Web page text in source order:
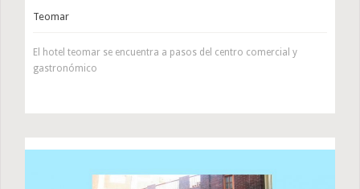
Teomar
El hotel teomar se encuentra a pasos del centro comercial y
gastronómico